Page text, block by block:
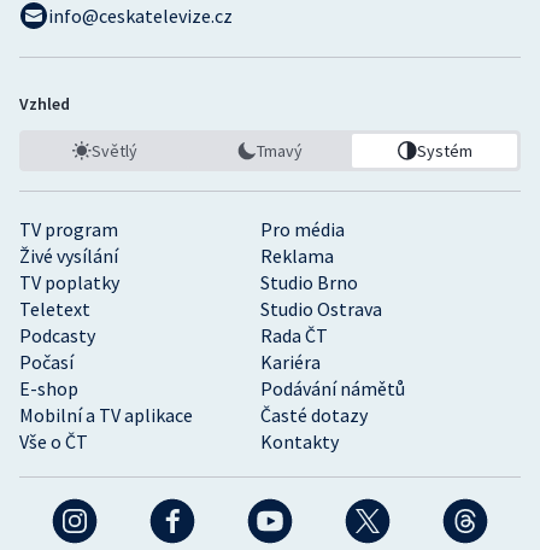
TV program
Pro média
Živé vysílání
Reklama
TV poplatky
Studio Brno
Teletext
Studio Ostrava
Podcasty
Rada ČT
Počasí
Kariéra
E-shop
Podávání námětů
Mobilní a TV aplikace
Časté dotazy
Vše o ČT
Kontakty
info@ceskatelevize.cz
Vzhled
Světlý Tmavý Systém